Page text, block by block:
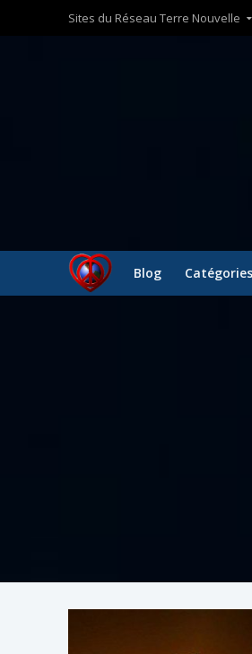
Sites du Réseau Terre Nouvelle
Blog